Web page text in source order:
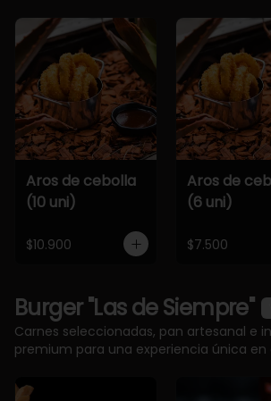
Aros de cebolla
(10 uni)
$10.900
Aros de
(6 uni)
$7.500
Burger "Las de Siempre"
Carnes seleccionadas, pan artesanal e
premium para una experiencia única